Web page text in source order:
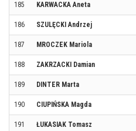
185 KARWACKA Aneta
186 SZULĘCKI Andrzej
187 MROCZEK Mariola
188 ZAKRZACKI Damian
189 DINTER Marta
190 CIUPIŃSKA Magda
191 ŁUKASIAK Tomasz